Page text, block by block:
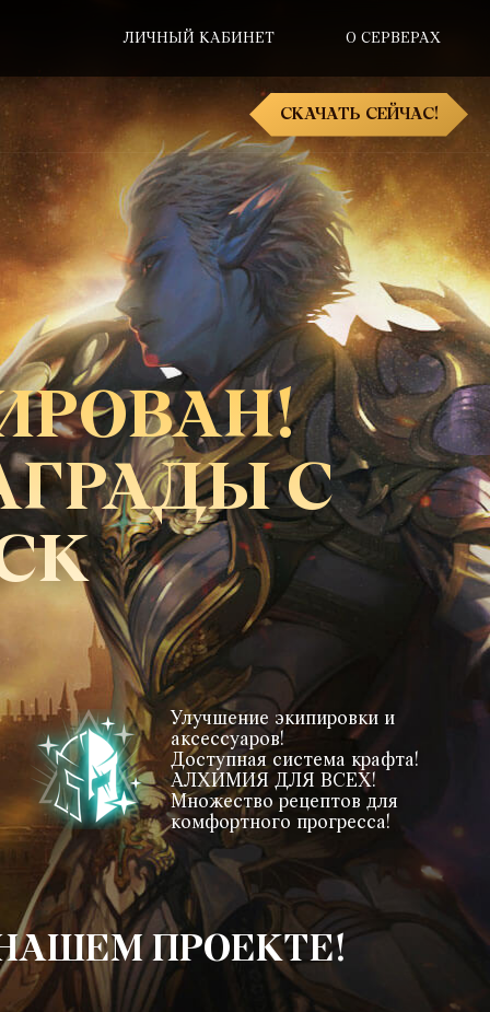
ЛИЧНЫЙ КАБИНЕТ О СЕРВЕРАХ
СКАЧАТЬ СЕЙЧАС!
С
Улучшение экипировки и
аксессуаров!
Доступная система крафта!
АЛХИМИЯ ДЛЯ ВСЕХ!
Множество рецептов для
комфортного прогресса!
ПРОЕКТЕ!